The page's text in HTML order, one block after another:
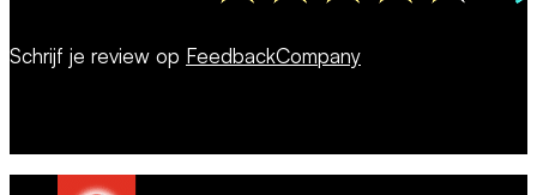
Schrijf je review op FeedbackCompany